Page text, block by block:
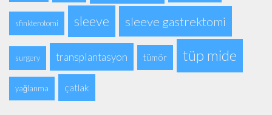
sfinkterotomi sleeve sleeve gastrektomi
surgery transplantasyon tümör tüp mide
yağlanma çatlak